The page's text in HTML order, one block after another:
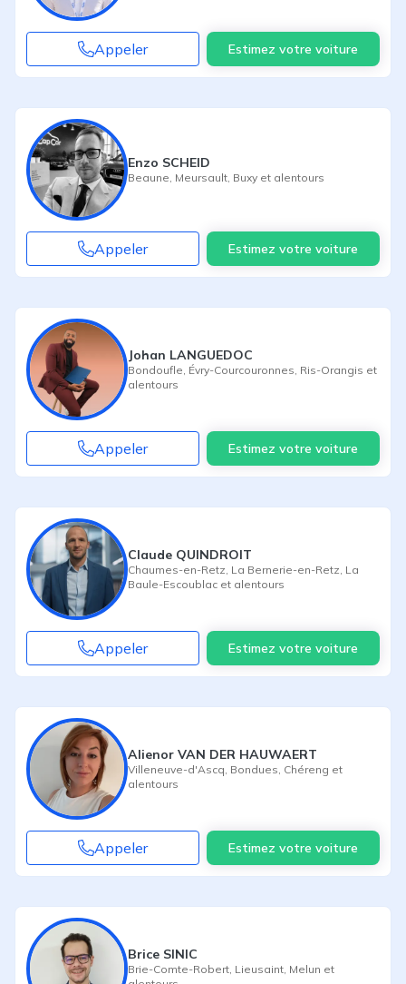
Appeler Estimez votre voiture
Enzo SCHEID
Beaune Meursault Buxy et alentours
Appeler Estimez votre voiture
Johan LANGUEDOC
Bondoufle Évry-Courcouronnes Ris-Orangis et
alentours
Appeler Estimez votre voiture
Claude QUINDROIT
Chaumes-en-Retz La Bernerie-en-Retz La
Baule-Escoublac et alentours
Appeler Estimez votre voiture
Alienor VAN DER HAUWAERT
Villeneuve-d'Ascq Bondues Chéreng et
alentours
Appeler Estimez votre voiture
Brice SINIC
Brie-Comte-Robert Lieusaint Melun et